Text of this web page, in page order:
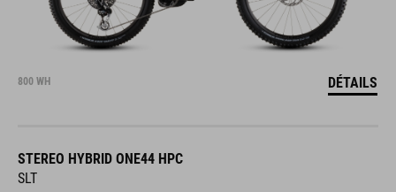
800 WH DÉTAILS
STEREO HYBRID ONE44 HPC
SLT